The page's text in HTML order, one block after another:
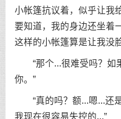
小帐篷抗议着，似乎让我
要知道，我的身边还坐着
这样的小帐篷算是让我没
“那个...很难受吗？如
你。”
“真的吗？额...嗯...还是
我现在很容易失控的...”